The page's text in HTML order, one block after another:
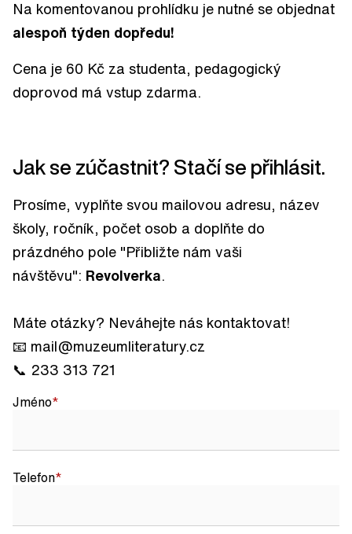
Na komentovanou prohlídku je nutné se objednat
alespoň týden dopředu!
Cena je 60 Kč za studenta, pedagogický
doprovod má vstup zdarma.
Jak se zúčastnit? Stačí se přihlásit.
Prosíme, vyplňte svou mailovou adresu, název
školy, ročník, počet osob a doplňte do
prázdného pole "Přibližte nám vaši
návštěvu": Revolverka
Máte otázky? Neváhejte nás kontaktovat!
📧 mail@muzeumliteratury.cz
📞 233 313 721
Jméno
Telefon